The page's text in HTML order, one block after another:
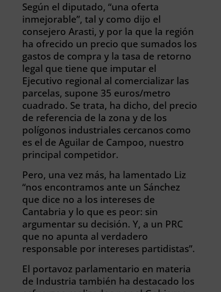
Según el diputado, “una oferta
inmejorable”, tal y como dijo el
consejero Arasti, y por la que la región
ha ofrecido un precio que sumados los
gastos de compra y la tasa de retorno
legal que tiene que imputar el
Ejecutivo regional al comercializar las
parcelas, supone 35 euros/metro
cuadrado. Se trata, ha dicho, del precio
de referencia de la zona y de los
polígonos industriales cercanos como
es el de Aguilar de Campoo, nuestro
principal competidor.
Pero, una vez más, ha lamentado Liz
“nos encontramos ante un Sánchez
que dice no a los intereses de
Cantabria y lo que es peor: sin
argumentar su decisión. Y, a un PRC
que no apunta al verdadero
responsable por intereses partidistas”.
El portavoz parlamentario en materia
de Industria también ha destacado los